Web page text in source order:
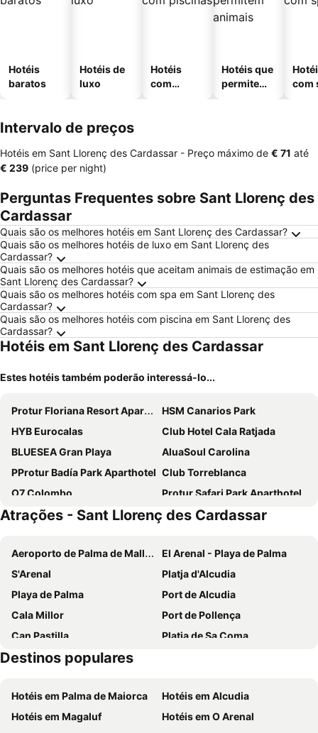
Hotéis
baratos
Hotéis de
luxo
Hotéis
com
Hotéis que
permitem
com
Intervalo de preços
Hotéis em Sant Llorenç des Cardassar - Preço máximo de ‎€ 71 até
‎€ 239 (price per night)
Perguntas Frequentes sobre Sant Llorenç des
Cardassar
Quais são os melhores hotéis em Sant Llorenç des Cardassar?
Quais são os melhores hotéis de luxo em Sant Llorenç des
Cardassar?
Quais são os melhores hotéis que aceitam animais de estimação em
Sant Llorenç des Cardassar?
Quais são os melhores hotéis com spa em Sant Llorenç des
Cardassar?
Quais são os melhores hotéis com piscina em Sant Llorenç des
Cardassar?
Hotéis em Sant Llorenç des Cardassar
Estes hotéis também poderão interessá-lo...
Protur Floriana Resort Aparthotel
HSM Canarios Park
HYB Eurocalas
Club Hotel Cala Ratjada
BLUESEA Gran Playa
AluaSoul Carolina
PProtur Badía Park Aparthotel Club Torreblanca
O7 Colombo
Protur Safari Park Aparthotel
Alua Cala Antena
Cala Millor Garden Hotel - Adults Only
Protur Palmeras Playa Hotel
Protur Turo Pins Hotel
Hipotels Eurotel Punta Rotja
BLUESEA Don Jaime
BJ Playa Blanca
Hotel Rosella afiliado by Intelier
Hotel Cala Murada
BLUESEA Cala Millor
Intelier Rosella
Globales America
Hotel Ankaa - New Opening
Hotel La Santa Maria
Talayot
Hotel Santa Maria Playa
Hotel Millor Sol
Atrações - Sant Llorenç des Cardassar
Aeroporto de Palma de Mallorca
El Arenal - Playa de Palma
S'Arenal
Platja d'Alcudia
Playa de Palma
Port de Alcudia
Cala Millor
Port de Pollença
Can Pastilla
Platja de Sa Coma
Es Trenc
Cala d'Or
Can Picafort
Cala Marçal
Riu Centre Palace
Destinos populares
Hotéis em Palma de Maiorca
Hotéis em Alcudia
Hotéis em Magaluf
Hotéis em O Arenal